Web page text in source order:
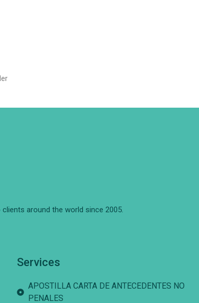
around the world since 2005.
Services
APOSTILLA CARTA DE ANTECEDENTES NO
PENALES